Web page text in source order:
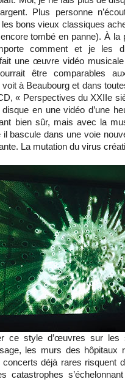
Plus personne
bons vieux classiques
tombé en panne). À
comment et je les
une œuvre vidéo musicale
être comparables
voit à Beaubourg et dans
« Perspectives du XXIIe
en une vidéo d’une
bien sûr, mais avec la
il bascule dans une voie
La mutation du virus
ce style d’œuvres sur les
les murs des hôpitaux
déjà rares risquent
catastrophes